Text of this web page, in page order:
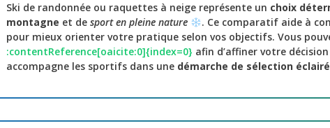
Ski de randonnée ou raquettes à neige représente un choix
montagne et de sport en pleine nature
. Ce comparatif aide à
pour mieux orienter votre pratique selon vos objectifs. Vous
:contentReference[oaicite:0]{index=0} afin d’affiner votre
accompagne les sportifs dans une démarche de sélection